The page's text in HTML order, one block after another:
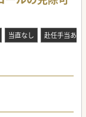
対応すること
そのご家族との
当直なし 赴任手当あり